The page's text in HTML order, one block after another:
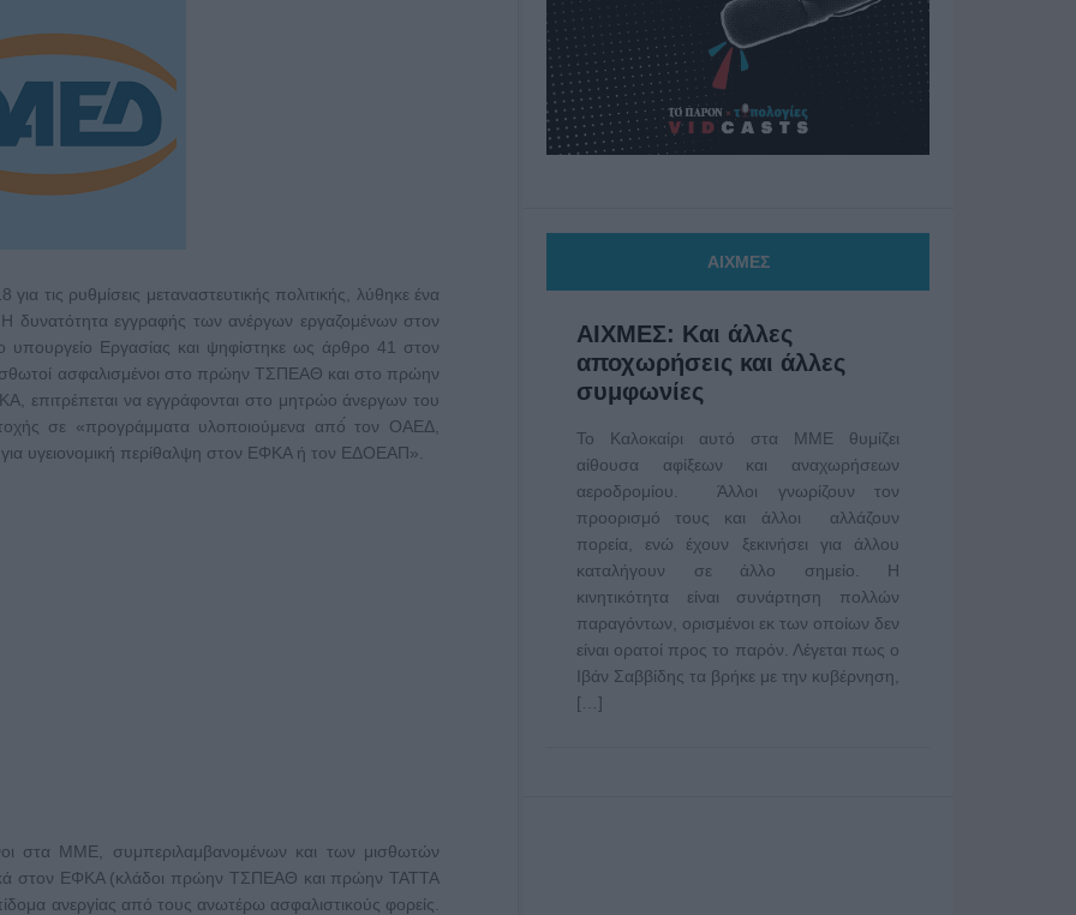
τις ρυθμίσεις μεταναστευτικής πολιτικής, λύθηκε ένα
εγγραφής των ανέργων εργαζομένων στον
Εργασίας και ψηφίστηκε ως άρθρο 41 στον
ασφαλισμένοι στο πρώην ΤΣΠΕΑΘ και στο πρώην
επιτρέπεται να εγγράφονται στο μητρώο άνεργων του
σε «προγράμματα υλοποιούμενα από́ τον ΟΑΕΔ,
υγειονομική περίθαλψη στον ΕΦΚΑ ή τον ΕΔΟΕΑΠ».
στα ΜΜΕ, συμπεριλαμβανομένων και των μισθωτών
στον ΕΦΚΑ (κλάδοι πρώην ΤΣΠΕΑΘ και πρώην ΤΑΤΤΑ
ανεργίας από τους ανωτέρω ασφαλιστικούς φορείς.
ΑΙΧΜΕΣ
ΑΙΧΜΕΣ: Και άλλες
αποχωρήσεις και άλλες
συμφωνίες
Το Καλοκαίρι αυτό στα ΜΜΕ θυμίζει
αίθουσα αφίξεων και αναχωρήσεων
αεροδρομίου. Άλλοι γνωρίζουν τον
προορισμό τους και άλλοι αλλάζουν
πορεία, ενώ έχουν ξεκινήσει για άλλου
καταλήγουν σε άλλο σημείο. Η
κινητικότητα είναι συνάρτηση πολλών
παραγόντων, ορισμένοι εκ των οποίων δεν
είναι ορατοί προς το παρόν. Λέγεται πως ο
Ιβάν Σαββίδης τα βρήκε με την κυβέρνηση,
[…]